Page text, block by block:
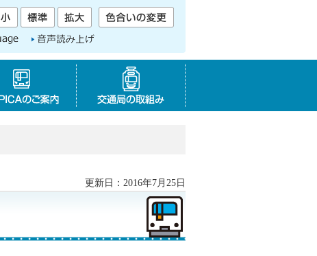
音声読み上げ
SAPICAのご案内
更新日：2016年7月25日